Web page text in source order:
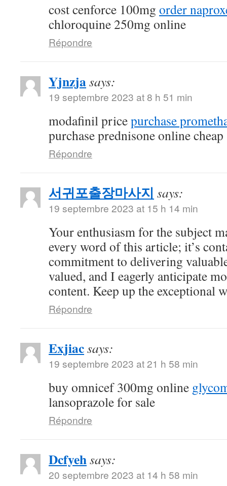
cost cenforce 100mg order
chloroquine 250mg online
Répondre
Yjnzjasays:
19 septembre 2023 at 8 h 51 min
modafinil pricepurchase
purchase prednisone online cheap
Répondre
서귀포출장마사지 says:
19 septembre 2023 at 15 h 14 min
Your enthusiasm for the subject
every word of this article; it’s
commitment to delivering
valued, and I eagerly anticipate
content. Keep up the exceptional
Répondre
Exjiacsays:
19 septembre 2023 at 21 h 58 min
buy omnicef 300mg online
lansoprazole for sale
Répondre
Dcfyehsays:
20 septembre 2023 at 14 h 58 min